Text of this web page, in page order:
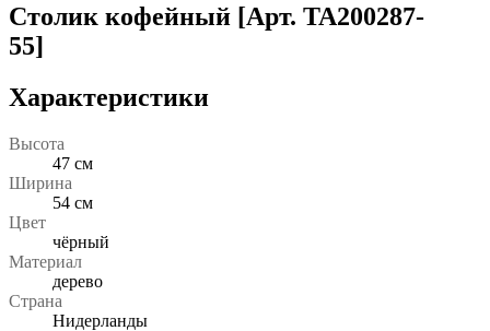
Столик кофейный [Арт. TA200287-
55]
Характеристики
Высота
47 см
Ширина
54 см
Цвет
чёрный
Материал
дерево
Страна
Нидерланды